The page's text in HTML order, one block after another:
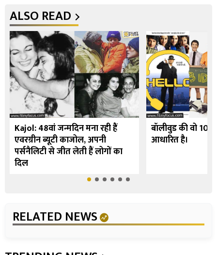
ALSO READ
Kajol: 48वां जन्मदिन मना रही हैं
एवरग्रीन ब्यूटी काजोल, अपनी
पर्सनैलिटी से जीत लेती हैं लोगों का
दिल
बॉलीवुड की वो 10
आधारित है।
RELATED NEWS